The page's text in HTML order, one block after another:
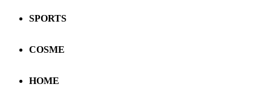
SPORTS
COSME
HOME